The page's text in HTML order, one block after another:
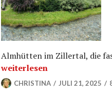
Almhütten im Zillertal, die
„10 leichte Wanderungen
weiterlesen
CHRISTINA JULI 21, 2025